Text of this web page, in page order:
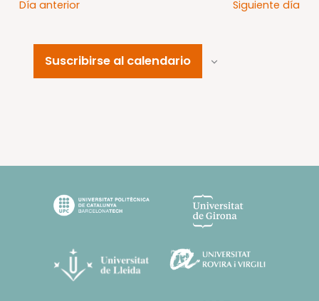
Día anterior Siguiente día
Suscribirse al calendario